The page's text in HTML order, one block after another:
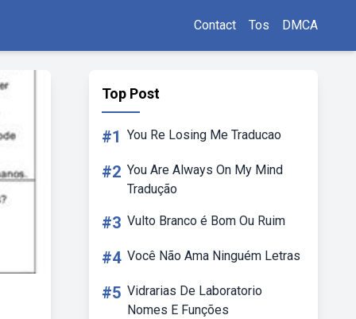
Contact Tos DMCA
Top Post
#1 You Re Losing Me Traducao
#2 You Are Always On My Mind
Tradução
#3 Vulto Branco é Bom Ou Ruim
#4 Você Não Ama Ninguém Letras
#5 Vidrarias De Laboratorio
Nomes E Funções